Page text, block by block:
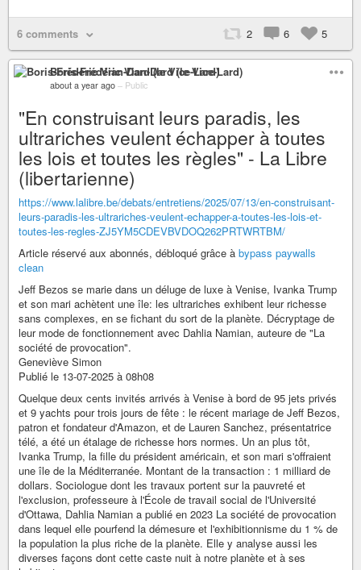
6 comments 2 6 5
Boris-Frédéric Vian-Dard (le Vice-Lard)
about a year ago – Public
"En construisant leurs paradis, les
ultrariches veulent échapper à toutes
les lois et toutes les règles" - La Libre
(libertarienne)
https://www.lalibre.be/debats/entretiens/2025/07/13/en-construisant-
leurs-paradis-les-ultrariches-veulent-echapper-a-toutes-les-lois-et-
toutes-les-regles-ZJ5YM5CDEVBVDOQ262PRTWRTBM/
Article réservé aux abonnés, débloqué grâce à bypass paywalls
clean
Jeff Bezos se marie dans un déluge de luxe à Venise, Ivanka Trump
et son mari achètent une île: les ultrariches exhibent leur richesse
sans complexes, en se fichant du sort de la planète. Décryptage de
leur mode de fonctionnement avec Dahlia Namian, auteure de "La
société de provocation".
Geneviève Simon
Publié le 13-07-2025 à 08h08
Quelque deux cents invités arrivés à Venise à bord de 95 jets privés
et 9 yachts pour trois jours de fête : le récent mariage de Jeff Bezos,
patron et fondateur d'Amazon, et de Lauren Sanchez, présentatrice
télé, a été un étalage de richesse hors normes. Un an plus tôt,
Ivanka Trump, la fille du président américain, et son mari s'offraient
une île de la Méditerranée. Montant de la transaction : 1 milliard de
dollars. Sociologue dont les travaux portent sur la pauvreté et
l'exclusion, professeure à l'École de travail social de l'Université
d'Ottawa, Dahlia Namian a publié en 2023 La société de provocation
dans lequel elle pourfend la démesure et l'exhibitionnisme du 1 % de
la population la plus riche de la planète. Elle y analyse aussi les
diverses façons dont cette caste nuit à notre planète et à ses